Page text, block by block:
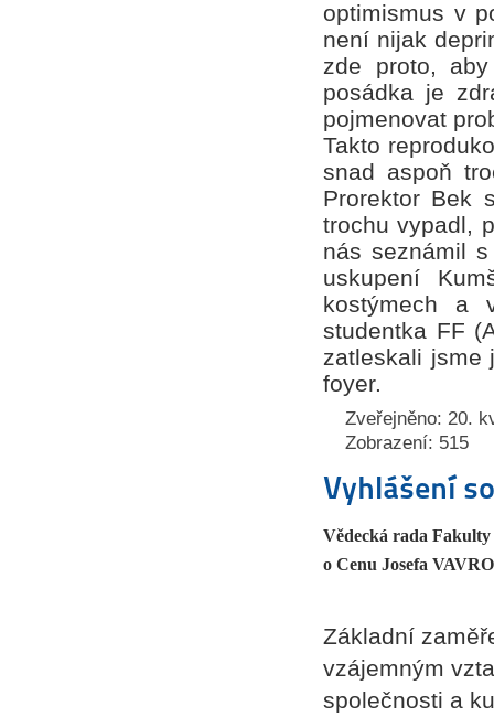
optimismus v
není nijak
zde proto,
posádka je
pojmenovat
Takto
snad aspoň
Prorektor Bek
trochu vypadl,
nás seznámil
uskupení
kostýmech a
studentka FF
zatleskali jsme
foyer.
Zveřejněno: 20.
Zobrazení: 515
Vyhlášení
Vědecká rada
o Cenu Josefa
Základní
vzájemným
společnosti a